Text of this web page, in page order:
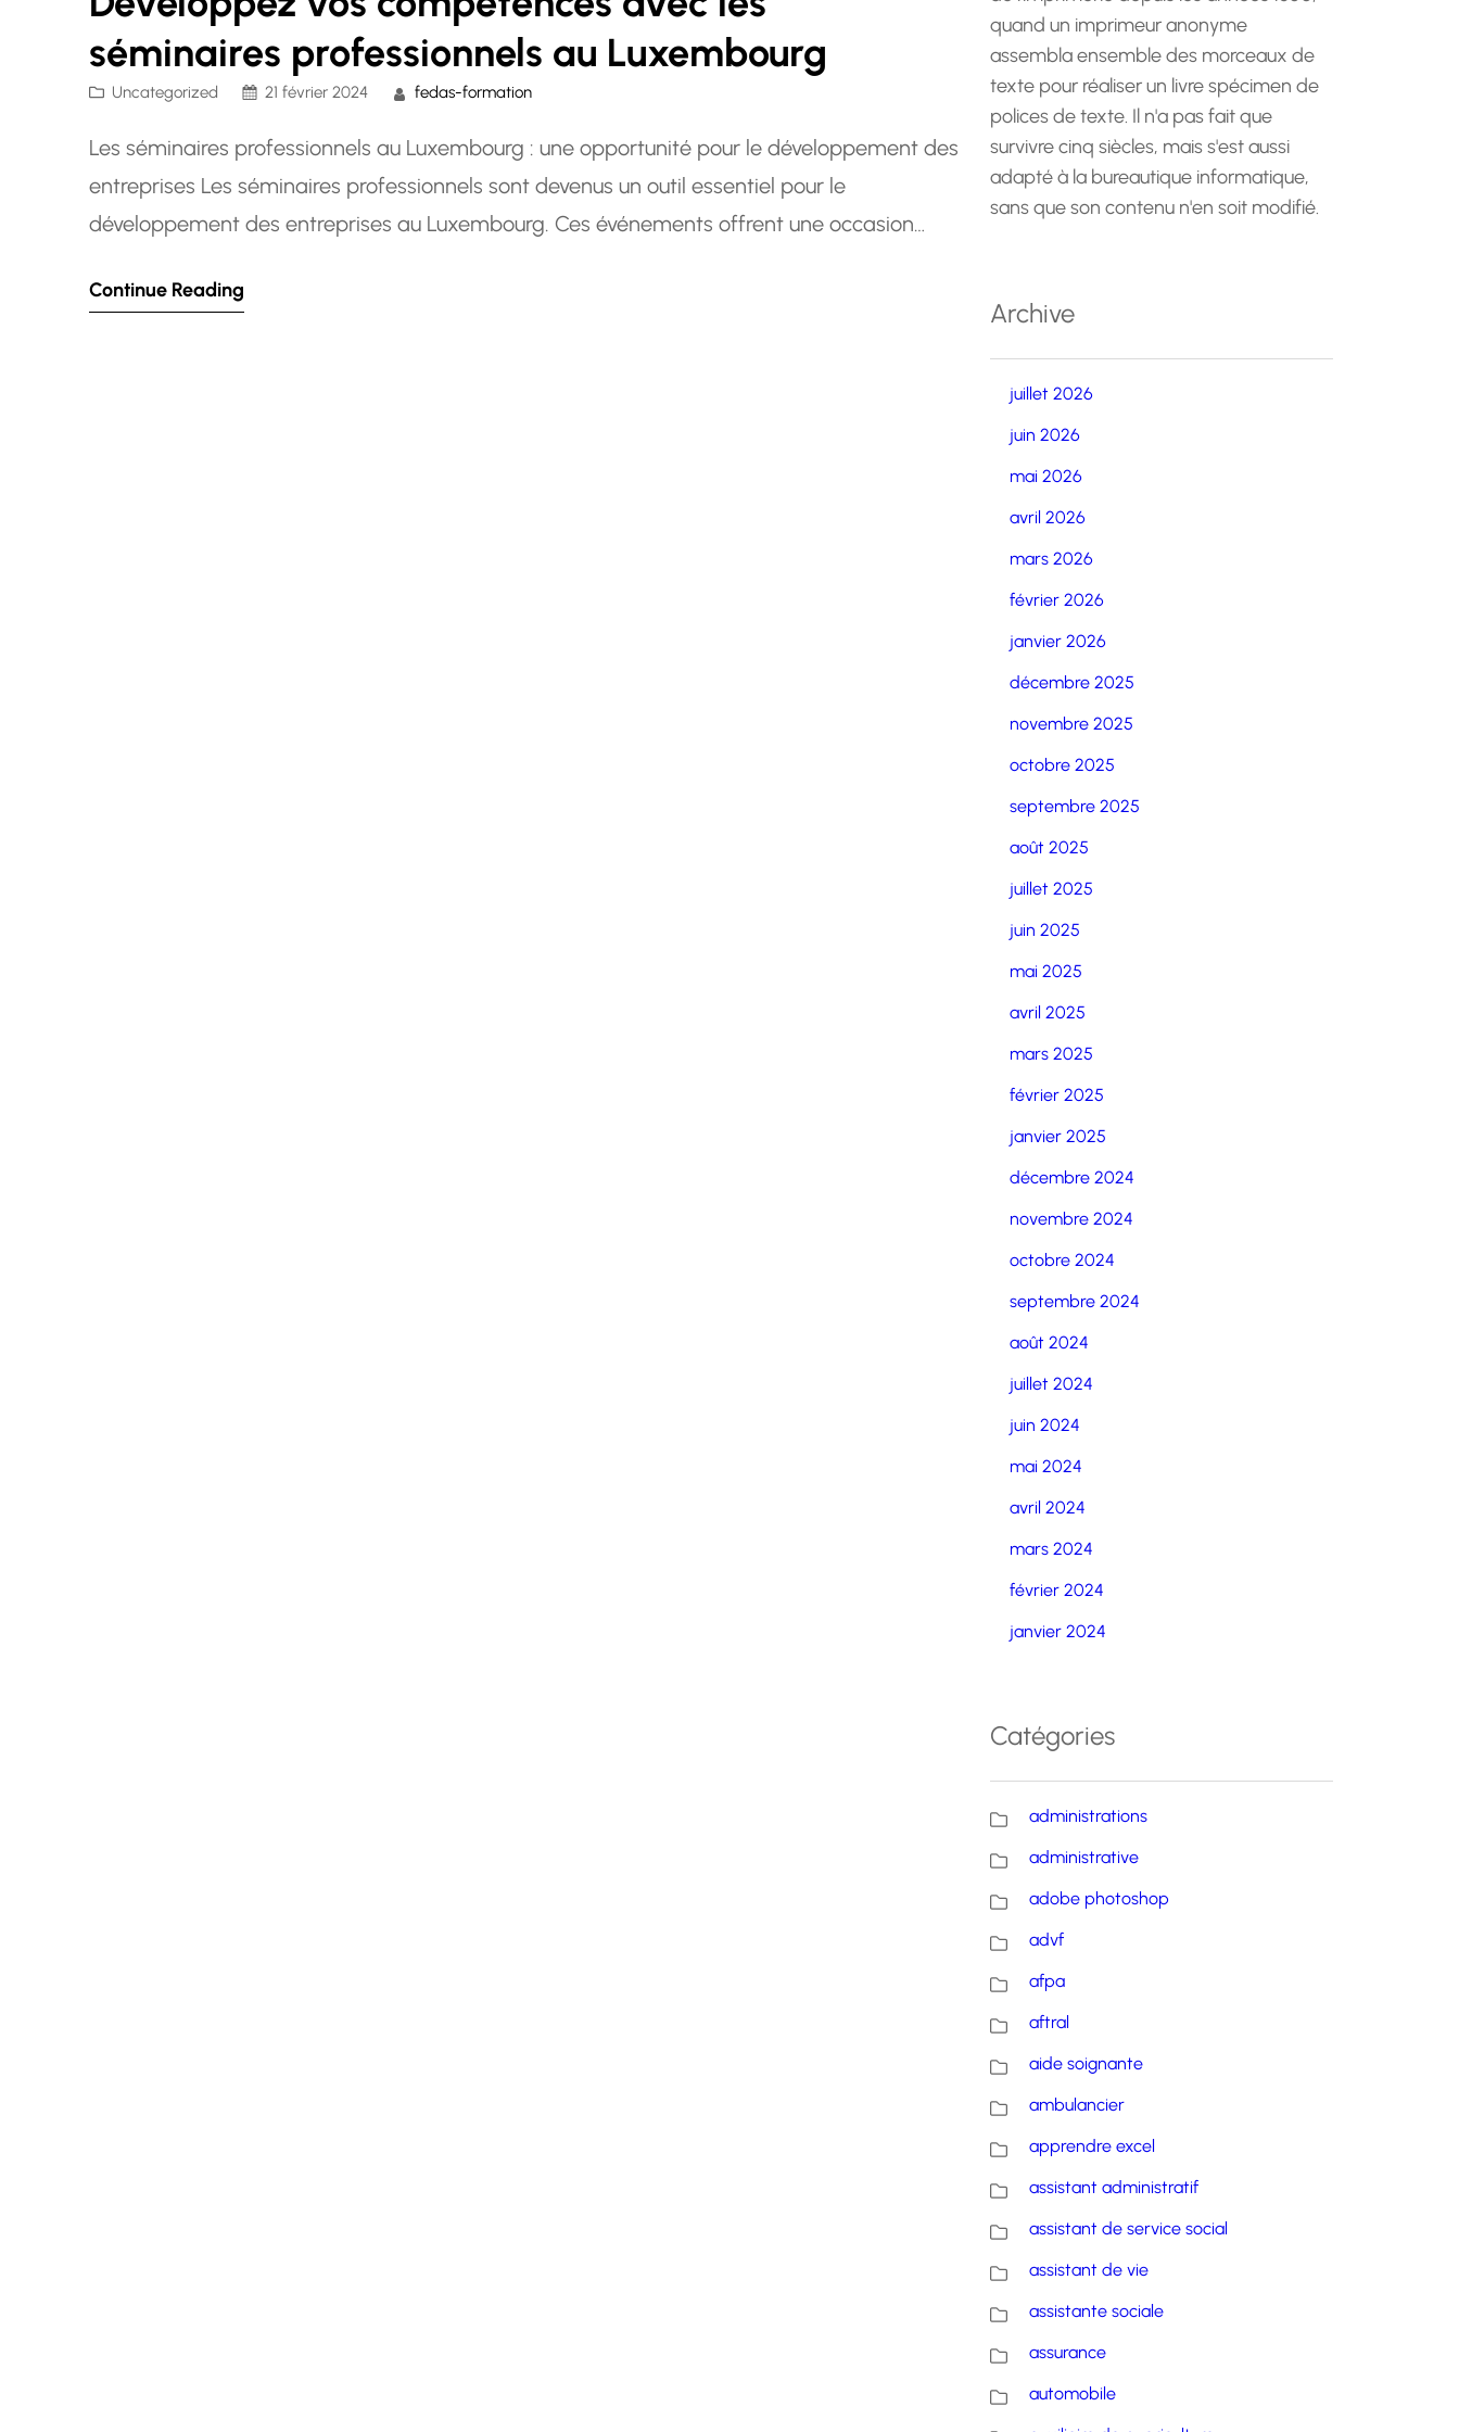
séminaires professionnels au Luxembourg
Uncategorized 21 février 2024 fedas-formation
Les séminaires professionnels au Luxembourg : une opportunité pour le développement des
entreprises Les séminaires professionnels sont devenus un outil essentiel pour le
développement des entreprises au Luxembourg. Ces événements offrent une occasion
compétences dans un environnement propice à l’apprentissage et à…
Continue Reading
quand un imprimeur anonyme
assembla ensemble des morceaux de
texte pour réaliser un livre spécimen de
polices de texte. Il n'a pas fait que
survivre cinq siècles, mais s'est aussi
adapté à la bureautique informatique,
sans que son contenu n'en soit modifié.
Archive
juillet 2026
juin 2026
mai 2026
avril 2026
mars 2026
février 2026
janvier 2026
décembre 2025
novembre 2025
octobre 2025
septembre 2025
août 2025
juillet 2025
juin 2025
mai 2025
avril 2025
mars 2025
février 2025
janvier 2025
décembre 2024
novembre 2024
octobre 2024
septembre 2024
août 2024
juillet 2024
juin 2024
mai 2024
avril 2024
mars 2024
février 2024
janvier 2024
Catégories
administrations
administrative
adobe photoshop
advf
afpa
aftral
aide soignante
ambulancier
apprendre excel
assistant administratif
assistant de service social
assistant de vie
assistante sociale
assurance
automobile